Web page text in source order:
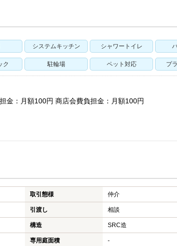
システムキッチン シャワートイレ
ク 駐輪場 ペット対応 プ
金：月額100円 商店会費負担金：月額100円
取引態様 仲介
引渡し 相談
構造 SRC造
専用庭面積 -